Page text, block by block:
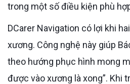
trong một số điều kiện phù
DCarer Navigation có lợi khi hai vị trí mới của cô bị tụt
xương. Công nghệ này giúp
theo hướng phục hình mong
được vào xương là xong”. Khi